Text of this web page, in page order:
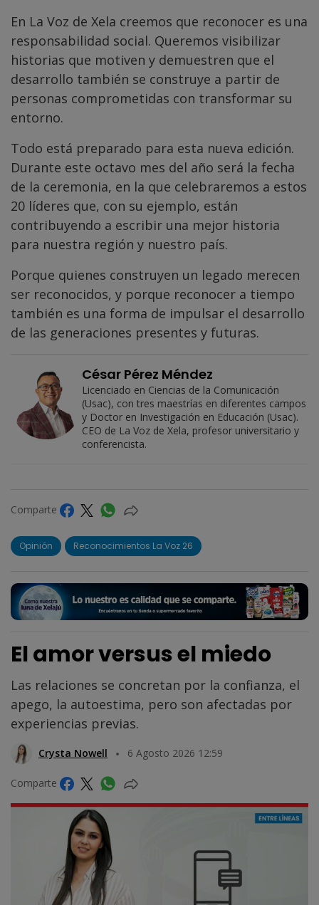
En La Voz de Xela creemos que reconocer es una
responsabilidad social. Queremos visibilizar
historias que motiven y demuestren que el
desarrollo también se construye a partir de
personas comprometidas con transformar su
entorno.
Todo está preparado para esta nueva edición.
Durante este octavo mes del año será la fecha
de la ceremonia, en la que celebraremos a estos
20 líderes que, con su ejemplo, están
contribuyendo a escribir una mejor historia
para nuestra región y nuestro país.
Porque quienes construyen un legado merecen
ser reconocidos, y porque reconocer a tiempo
también es una forma de impulsar el desarrollo
de las generaciones presentes y futuras.
César Pérez Méndez
Licenciado en Ciencias de la Comunicación
(Usac), con tres maestrías en diferentes campos
y Doctor en Investigación en Educación (Usac).
CEO de La Voz de Xela, profesor universitario y
conferencista.
Comparte
Opinión Reconocimientos La Voz 26
El amor versus el miedo
Las relaciones se concretan por la confianza, el
apego, la autoestima, pero son afectadas por
experiencias previas.
Crysta Nowell 6 Agosto 2026 12:59
Comparte